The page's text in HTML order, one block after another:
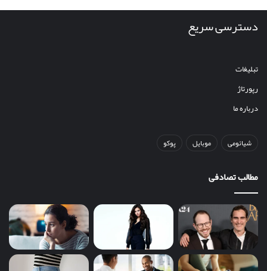
دسترسی سریع
تبلیغات
رپورتاژ
درباره ما
شیائومی موبایل پوکو
مطالب تصادفی